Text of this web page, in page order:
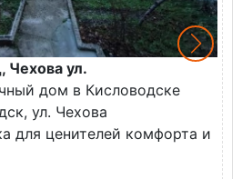
Чехова ул.
дом в Кисловодске
ул. Чехова
для ценителей комфорта и